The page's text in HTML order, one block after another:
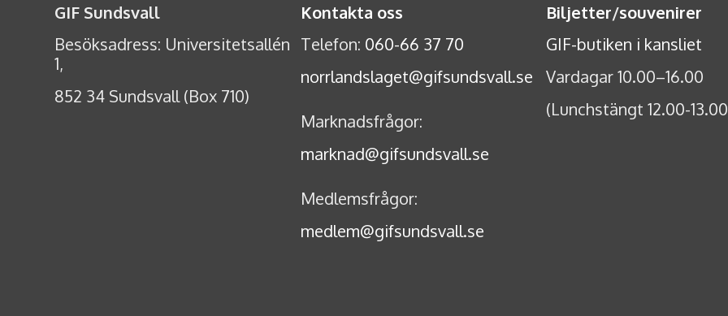
GIF Sundsvall
Besöksadress: Universitetsallén
1,
852 34 Sundsvall (Box 710)
Kontakta oss
Telefon: 060-66 37 70
norrlandslaget@gifsundsvall.se
Marknadsfrågor:
marknad@gifsundsvall.se
Medlemsfrågor:
medlem@gifsundsvall.se
Biljetter/souvenirer
GIF-butiken i kansliet
Vardagar 10.00–16.00
(Lunchstängt 12.00-